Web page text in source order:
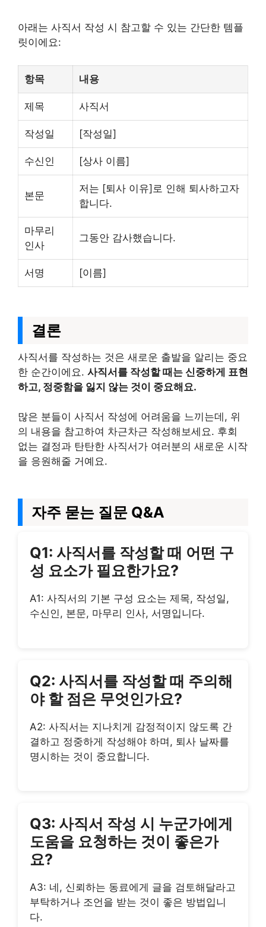
아래는 사직서 작성 시 참고할 수 있는 간단한 템플
릿이에요:
항목 내용
제목 사직서
작성일 [작성일]
수신인 [상사 이름]
본문
저는 [퇴사 이유]로 인해 퇴사하고자
합니다.
마무리
인사
그동안 감사했습니다.
서명 [이름]
결론
사직서를 작성하는 것은 새로운 출발을 알리는 중요
한 순간이에요. 사직서를 작성할 때는 신중하게 표현
하고, 정중함을 잃지 않는 것이 중요해요.
많은 분들이 사직서 작성에 어려움을 느끼는데, 위
의 내용을 참고하여 차근차근 작성해보세요. 후회
없는 결정과 탄탄한 사직서가 여러분의 새로운 시작
을 응원해줄 거예요.
자주 묻는 질문 Q&A
Q1: 사직서를 작성할 때 어떤 구
성 요소가 필요한가요?
A1: 사직서의 기본 구성 요소는 제목, 작성일,
수신인, 본문, 마무리 인사, 서명입니다.
Q2: 사직서를 작성할 때 주의해
야 할 점은 무엇인가요?
A2: 사직서는 지나치게 감정적이지 않도록 간
결하고 정중하게 작성해야 하며, 퇴사 날짜를
명시하는 것이 중요합니다.
Q3: 사직서 작성 시 누군가에게
도움을 요청하는 것이 좋은가
요?
A3: 네, 신뢰하는 동료에게 글을 검토해달라고
부탁하거나 조언을 받는 것이 좋은 방법입니
다.